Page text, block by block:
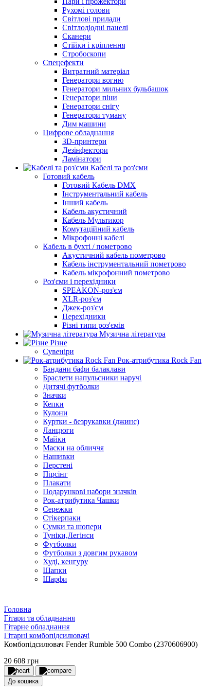
Рухомі голови
Світлові прилади
Світлодіодні панелі
Сканери
Стійки і кріплення
Стробоскопи
Спецефекти
Витратний матеріал
Генератори вогню
Генератори мильних бульбашок
Генератори піни
Генератори снігу
Генератори туману
Дим машини
Цифрове обладнання
3D-принтери
Дезінфектори
Ламінатори
Кабелі та роз'єми
Готовий кабель
Готовий Кабель DMX
Інструментальний кабель
Інший кабель
Кабель акустичний
Кабель Мультикор
Комутаційний кабель
Мікрофонні кабелі
Кабель в бухті / пометрово
Акустичний кабель пометрово
Кабель інструментальний пометрово
Кабель мікрофонний пометрово
Роз'єми і перехідники
SPEAKON-роз'єм
XLR-роз'єм
Джек-роз'єм
Перехідники
Різні типи роз'ємів
Музична література
Різне
Сувеніри
Рок-атрибутика Rock Fan
Бандани бафи балаклави
Браслети напульсники наручі
Дитячі футболки
Значки
Кепки
Кулони
Куртки - безрукавки (джинс)
Ланцюги
Майки
Маски на обличчя
Нашивки
Перстені
Пірсінг
Плакати
Подарункові набори значків
Рок-атрибутика Чашки
Сережки
Стікерпаки
Сумки та шопери
Туніки,Легінси
Футболки
Футболки з довгим рукавом
Худі, кенгуру
Шапки
Шарфи
Головна
Гітари та обладнання
Гітарне обладнання
Гітарні комбопідсилювачі
Комбопідсилювач Fender Rumble 500 Combo (2370606900)
20 608 грн
До кошика